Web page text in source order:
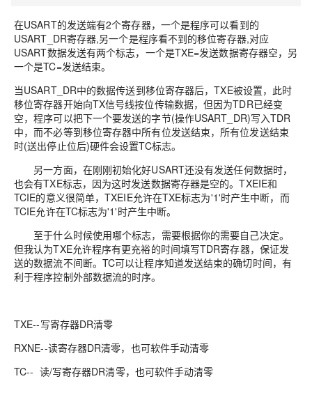
在USART的发送端有2个寄存器，一个是程序可以看到的
USART_DR寄存器,另一个是程序看不到的移位寄存器,对应
USART数据发送有两个标志，一个是TXE=发送数据寄存器空，另
一个是TC=发送结束。
当USART_DR中的数据传送到移位寄存器后，TXE被设置，此时
移位寄存器开始向TX信号线按位传输数据，但因为TDR已经变
空，程序可以把下一个要发送的字节(操作USART_DR)写入TDR
中，而不必等到移位寄存器中所有位发送结束，所有位发送结束
时(送出停止位后)硬件会设置TC标志。
另一方面，在刚刚初始化好USART还没有发送任何数据时，
也会有TXE标志，因为这时发送数据寄存器是空的。TXEIE和
TCIE的意义很简单，TXEIE允许在TXE标志为'1'时产生中断，而
TCIE允许在TC标志为'1'时产生中断。
至于什么时候使用哪个标志，需要根据你的需要自己决定。
但我认为TXE允许程序有更充裕的时间填写TDR寄存器，保证发
送的数据流不间断。TC可以让程序知道发送结束的确切时间，有
利于程序控制外部数据流的时序。
TXE--写寄存器DR清零
RXNE--读寄存器DR清零，也可软件手动清零
TC-- 读/写寄存器DR清零，也可软件手动清零